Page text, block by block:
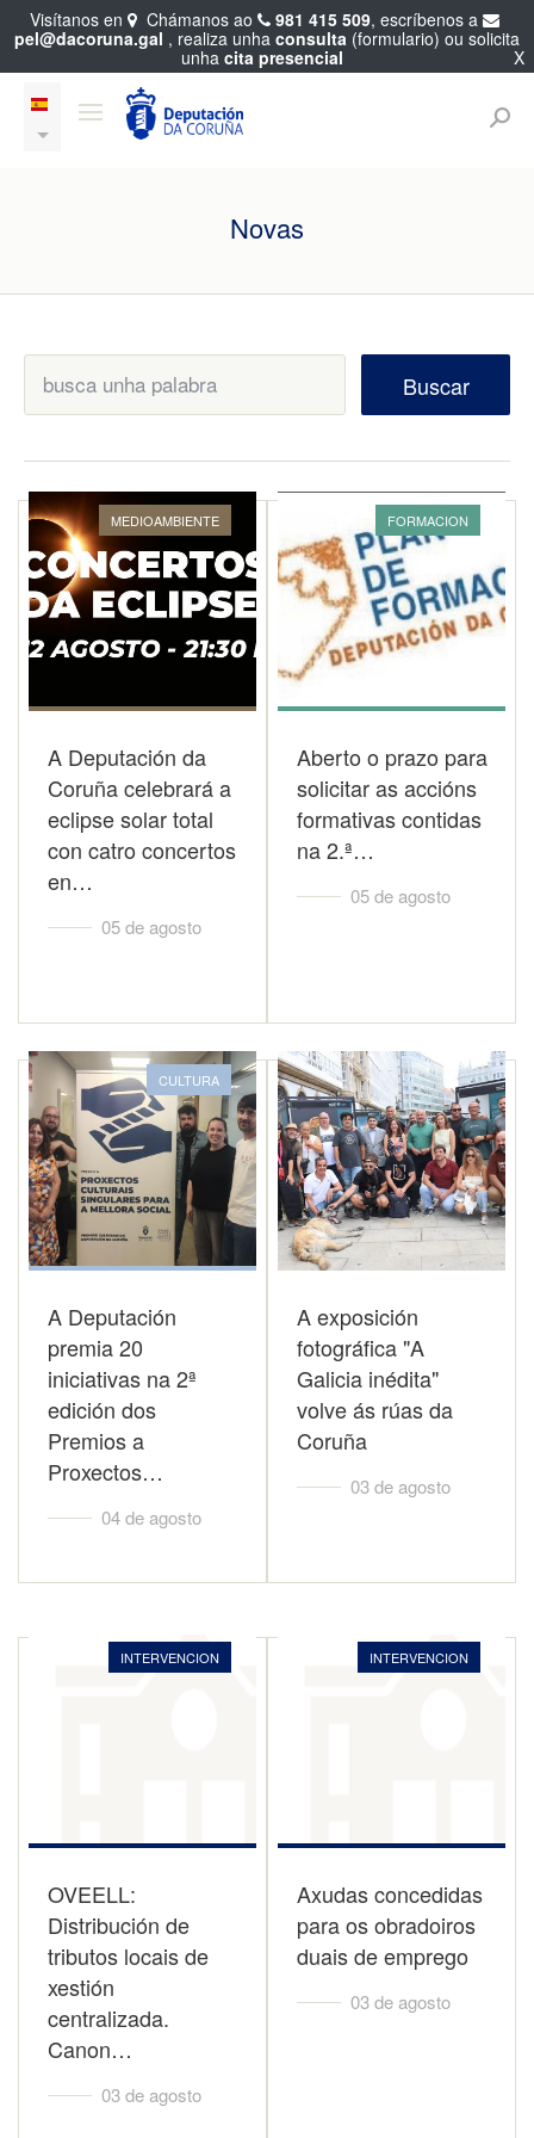
Novas
Buscar
MEDIOAMBIENTE
A Deputación da
Coruña celebrará a
eclipse solar total
con catro concertos
en…
05 de agosto
FORMACION
Aberto o prazo para
solicitar as accións
formativas contidas
na 2.ª…
05 de agosto
CULTURA
A Deputación
premia 20
iniciativas na 2ª
edición dos
Premios a
Proxectos…
04 de agosto
A exposición
fotográfica "A
Galicia inédita"
volve ás rúas da
Coruña
03 de agosto
INTERVENCION
OVEELL:
Distribución de
tributos locais de
xestión
centralizada.
Canon…
03 de agosto
INTERVENCION
Axudas concedidas
para os obradoiros
duais de emprego
03 de agosto
Visítanos en Chámanos ao 981 415 509, escríbenos a
pel@dacoruna.gal , realiza unha consulta (formulario) ou solicita
unha cita presencial X